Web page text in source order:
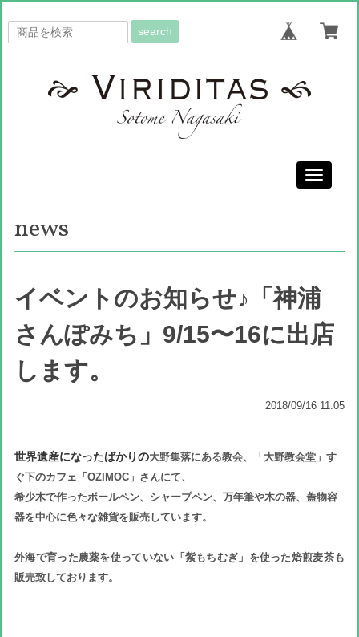
search
Toggle
news
イベントのお知らせ♪「神浦
さんぽみち」9/15〜16に出店
します。
2018/09/16 11:05
世界遺産になったばかりの大野集落にある教会、「大野教会堂」す
ぐ下のカフェ「OZIMOC」さんにて、
希少木で作ったボールペン、シャープペン、万年筆や木の器、蓋物容
器を中心に色々な雑貨を販売しています。
外海で育った農薬を使っていない「紫もちむぎ」を使った焙煎麦茶も
販売致しております。